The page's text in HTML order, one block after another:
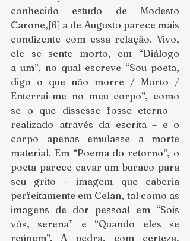
conhecido estudo de Modesto
Carone,[6] a de Augusto parece mais
condizente com essa relação. Vivo,
ele se sente morto, em “Diálogo
a um”, no qual escreve “Sou poeta,
digo o que não morre / Morto /
Enterrai-me no meu corpo”, como
se o que dissesse fosse eterno –
realizado através da escrita – e o
corpo apenas emulasse a morte
material. Em “Poema do retorno”, o
poeta parece cavar um buraco para
seu grito - imagem que caberia
perfeitamente em Celan, tal como as
imagens de dor pessoal em “Sois
vós, serena” e “Quando eles se
reúnem”. A pedra, com certeza,